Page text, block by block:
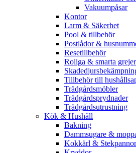
Vakuumpåsar
Kontor
Larm & Säkerhet
Pool & tillbehör
Postlådor &
Resetillbehör
Roliga & smarta grejer
Tillbehör till
Trädgårdsmöbler
Trädgårdsprydnader
Trädgårdsutrustning
Kök & Hushåll
Bakning
Dammsugare &
Kokkärl & Stekpannor